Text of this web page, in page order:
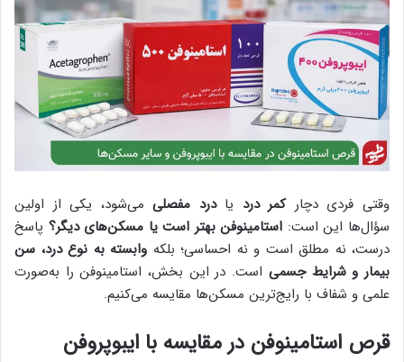
وقتی فردی دچارکمر درد یادرد مفصلیمی‌شود، یکی از اولین
سؤال‌ها این است: استامینوفن بهتر است یا مسکن‌های دیگر؟ پاسخ
درست، نه مطلق است و نه احساسی؛ بلکه وابسته به نوع درد، سن
بیمار و شرایط جسمی است. در این بخش، استامینوفن را به‌صورت
علمی و شفاف با رایج‌ترین مسکن‌ها مقایسه می‌کنیم.
قرص استامینوفن در مقایسه با ایبوپروفن